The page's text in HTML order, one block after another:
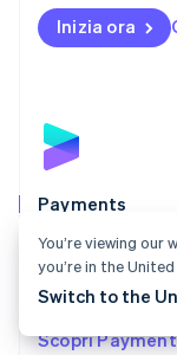
Inizia ora
Payments
Accetta
con una
qualsiasi tipo di
Scopri
English
Nuova
Polonia
English
Português
English简体中文
Regno Unito
English
English
You’re viewing
you’re in the
Switch to the